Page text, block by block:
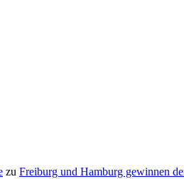
zu Freiburg und Hamburg gewinnen